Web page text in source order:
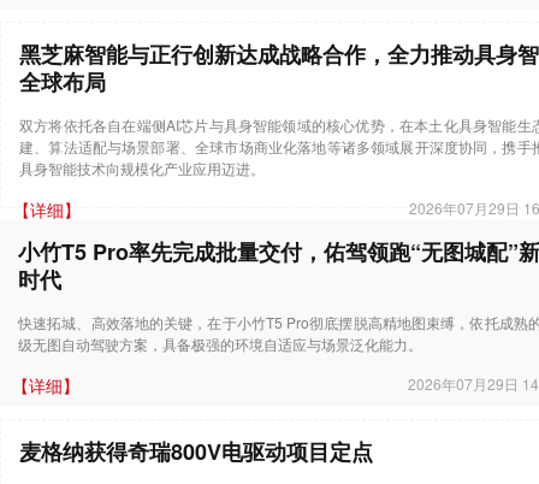
黑芝麻智能与正行创新达成战略合作，全力推动具身
全球布局
双方将依托各自在端侧AI芯片与具身智能领域的核心优势，在本土化具身智能生
建、算法适配与场景部署、全球市场商业化落地等诸多领域展开深度协同，携手
具身智能技术向规模化产业应用迈进。
【详细】 2026年07月29日
小竹T5 Pro率先完成批量交付，佑驾领跑“无图城配”新
时代
快速拓城、高效落地的关键，在于小竹T5 Pro彻底摆脱高精地图束缚，依托成熟
级无图自动驾驶方案，具备极强的环境自适应与场景泛化能力。
【详细】 2026年07月29日
麦格纳获得奇瑞800V电驱动项目定点